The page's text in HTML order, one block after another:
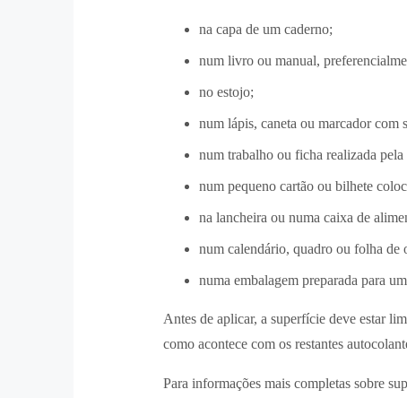
na capa de um caderno;
num livro ou manual,
no estojo;
num lápis, caneta ou marcador com
num trabalho ou ficha realizada pela
num pequeno cartão ou bilhete
na lancheira ou numa caixa de
num calendário, quadro ou folha de
numa embalagem preparada para
Antes de aplicar, a superfície deve estar
como acontece com os restantes
Para informações mais completas sobre